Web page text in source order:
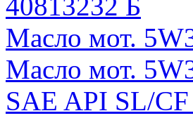
Масло мот.
Масло мот.
SAE API SL/CF